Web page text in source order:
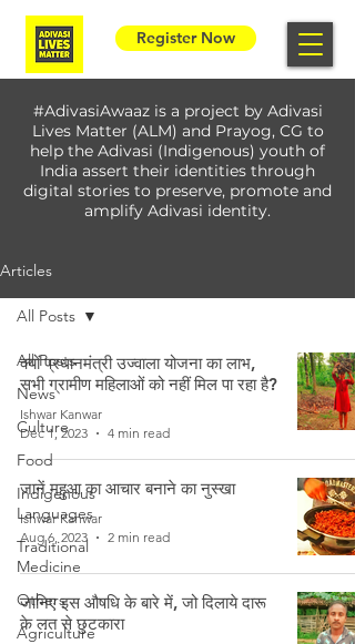
Register Now
#AdivasiAwaaz is a project by Adivasi
Lives Matter (ALM) and Prayog, CG to
help the Adivasi (Indigenous) youth of
India assert their identities through
digital stories to preserve, promote and
amplify Adivasi identity.
Articles
All Posts
News
Culture
Food
Indigenous
Languages
Traditional
Medicine
Others
Agriculture
All Posts
क्यों प्रधानमंत्री उज्वाला योजना का लाभ,
सभी ग्रामीण महिलाओं को नहीं मिल पा रहा है?
Ishwar Kanwar
Dec 1, 2023
4 min read
जानें महुआ का आचार बनाने का नुस्खा
Ishwar Kanwar
Aug 6, 2023
2 min read
जानिए इस औषधि के बारे में, जो दिलाये दारू
के लत से छुटकारा